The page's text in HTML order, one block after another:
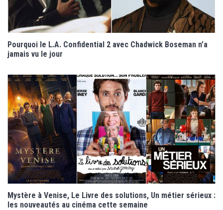
Pourquoi le L.A. Confidential 2 avec Chadwick Boseman n’a
jamais vu le jour
Mystère à Venise, Le Livre des solutions, Un métier sérieux :
les nouveautés au cinéma cette semaine